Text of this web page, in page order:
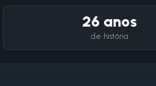
26 anos
de história